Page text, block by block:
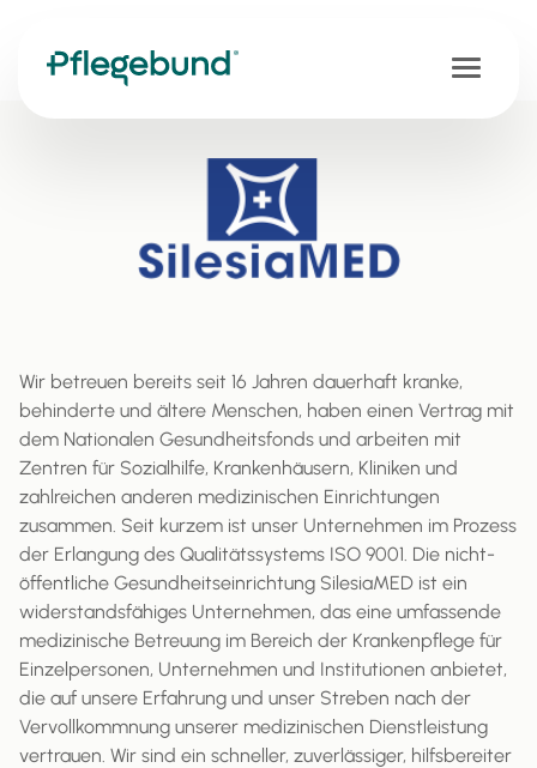
Wir betreuen bereits seit 16 Jahren dauerhaft kranke,
behinderte und ältere Menschen, haben einen Vertrag mit
dem Nationalen Gesundheitsfonds und arbeiten mit
Zentren für Sozialhilfe, Krankenhäusern, Kliniken und
zahlreichen anderen medizinischen Einrichtungen
zusammen. Seit kurzem ist unser Unternehmen im Prozess
der Erlangung des Qualitätssystems ISO 9001. Die nicht-
öffentliche Gesundheitseinrichtung SilesiaMED ist ein
widerstandsfähiges Unternehmen, das eine umfassende
medizinische Betreuung im Bereich der Krankenpflege für
Einzelpersonen, Unternehmen und Institutionen anbietet,
die auf unsere Erfahrung und unser Streben nach der
Vervollkommnung unserer medizinischen Dienstleistung
vertrauen. Wir sind ein schneller, zuverlässiger, hilfsbereiter